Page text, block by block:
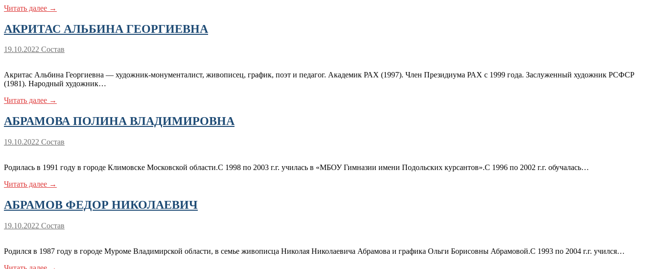
Читать далее →
АКРИТАС АЛЬБИНА ГЕОРГИЕВНА
19.10.2022 Состав
Акритас Альбина Георгиевна — художник-монументалист, живописец, график, поэт и педагог. Академик РАХ (1997). Член Президиума РАХ с 1999 года. Заслуженный художник РСФСР
(1981). Народный художник…
Читать далее →
АБРАМОВА ПОЛИНА ВЛАДИМИРОВНА
19.10.2022 Состав
Родилась в 1991 году в городе Климовске Московской области.С 1998 по 2003 г.г. училась в «МБОУ Гимназии имени Подольских курсантов».С 1996 по 2002 г.г. обучалась…
Читать далее →
АБРАМОВ ФЕДОР НИКОЛАЕВИЧ
19.10.2022 Состав
Родился в 1987 году в городе Муроме Владимирской области, в семье живописца Николая Николаевича Абрамова и графика Ольги Борисовны Абрамовой.С 1993 по 2004 г.г. учился…